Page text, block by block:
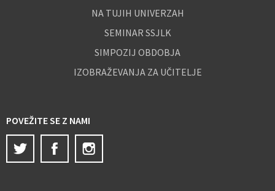
NA TUJIH UNIVERZAH
SEMINAR SSJLK
SIMPOZIJ OBDOBJA
IZOBRAŽEVANJA ZA UČITELJE
POVEŽITE SE Z NAMI
Twitter
Facebook